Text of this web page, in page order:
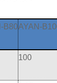
B80AYAN-
100